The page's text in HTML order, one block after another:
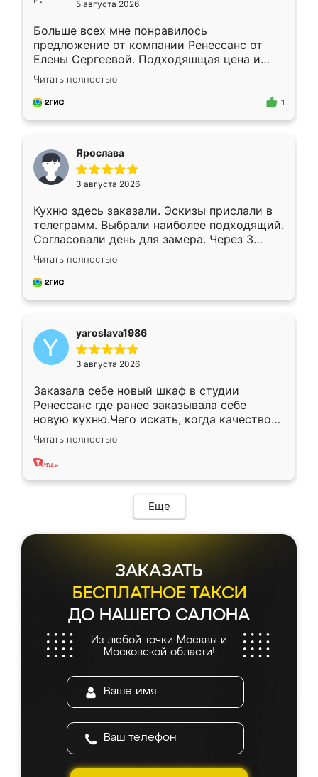
5 августа 2026
Больше всех мне понравилось
предложение от компании Ренессанс от
Елены Сергеевой. Подходяшщая цена и
короткие сроки изготовления. Приехавший
для замера сотрудник Владислав
предложил по моему эскизу самый
Читать полностью
1
Ярослава
3 августа 2026
Кухню здесь заказали. Эскизы прислали в
телеграмм. Выбрали наиболее подходящий.
Согласовали день для замера. Через 3
недели кухня была уже готова. Остались
довольны работой. Спасибо Ренессанс
мебель за качественную работу!
Читать полностью
yaroslava1986
3 августа 2026
Заказала себе новый шкаф в студии
Ренессанс где ранее заказывала себе
новую кухню.Чего искать, когда качеством
вполне довольна. Служит кухня уже почти
два года, нареканий нет.
Читать полностью
Еще
ЗАКАЗАТЬ
БЕСПЛАТНОЕ ТАКСИ
ДО НАШЕГО САЛОНА
Из любой точки Москвы и
Московской области!